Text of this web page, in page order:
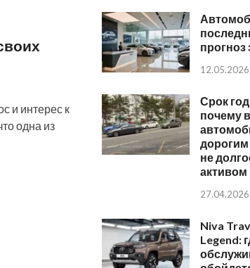
и интерес к
одна из
прогноз
12.05.2026
Срок
почему
не
активом
27.04.2026
Niva
Legend: